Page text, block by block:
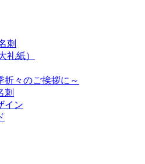
刺
礼紙）
折々のご挨拶に～
刺
イン